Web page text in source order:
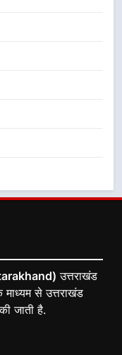
उत्तराखंड
से उत्तराखंड
जाती है.